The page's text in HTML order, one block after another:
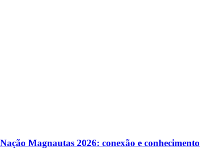
Nação Magnautas 2026: conexão e conhecimento